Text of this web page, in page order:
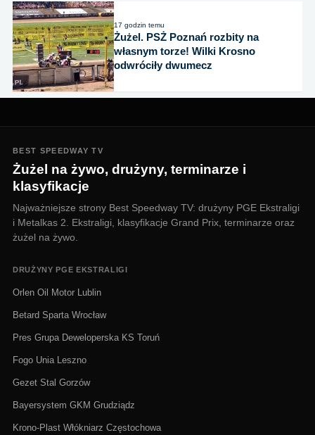
17 godzin temu
Żużel. PSŻ Poznań rozbity na
własnym torze! Wilki Krosno
odwróciły dwumecz
BEST SPEEDWAY TV
Żużel na żywo, drużyny, terminarze i
klasyfikacje
Najważniejsze strony Best Speedway TV: drużyny PGE Ekstraligi
i Metalkas 2. Ekstraligi, klasyfikacje Grand Prix, terminarze oraz
żużel na żywo.
DRUŻYNY PGE EKSTRALIGI
Orlen Oil Motor Lublin
Betard Sparta Wrocław
Pres Grupa Deweloperska KS Toruń
Fogo Unia Leszno
Gezet Stal Gorzów
Bayersystem GKM Grudziądz
Krono-Plast Włókniarz Częstochowa